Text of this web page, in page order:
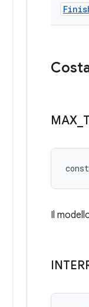
MAX
Il